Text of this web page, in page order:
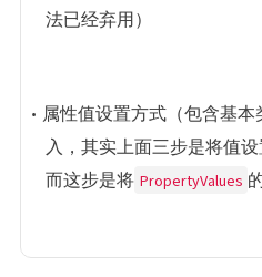
法已经弃用）
• 属性值设置方式（包含基
入，其实上面三步是将值设
而这步是将 PropertyValues